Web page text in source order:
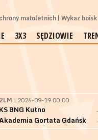
małoletnich Wykaz
3X3 SĘDZIOWIE
2LM | 2026-09-19 00:00
KS BNG Kutno
Gortata Gdańsk